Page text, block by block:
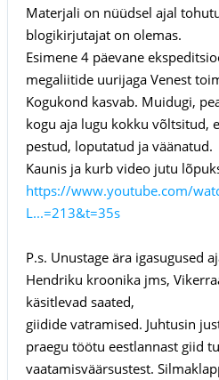
Materjali on nüüdsel ajal
blogikirjutajat on olemas.
Esimene 4 päevane
megaliitide uurijaga Venest
Kogukond kasvab. Muidugi,
kogu aja lugu kokku võltsitud,
pestud, loputatud ja väänatud.
Kaunis ja kurb video jutu
https://www.youtube.com/
L...=213&t=35s
P.s. Unustage ära igasugused
Hendriku kroonika jms,
käsitlevad saated,
giidide vatramised. Juhtusin
praegu töötu eestlannast giid
vaatamisväärsustest.